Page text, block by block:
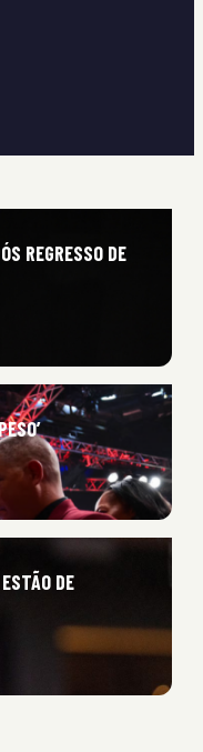
REGRESSO DE
DE